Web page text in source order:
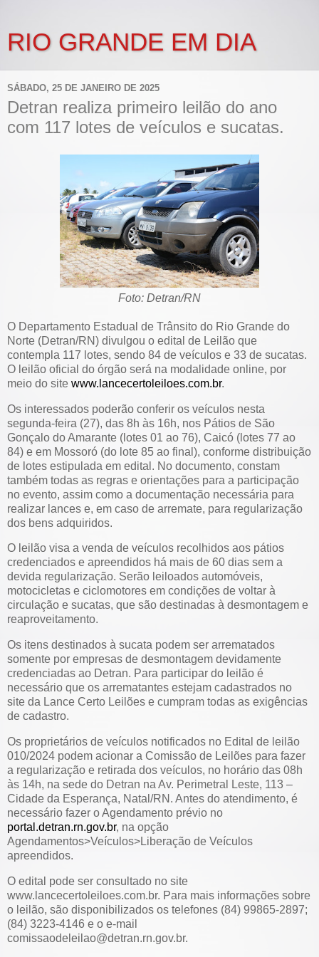
RIO GRANDE EM DIA
SÁBADO, 25 DE JANEIRO DE 2025
Detran realiza primeiro leilão do ano
com 117 lotes de veículos e sucatas.
Foto: Detran/RN
O Departamento Estadual de Trânsito do Rio Grande do
Norte (Detran/RN) divulgou o edital de Leilão que
contempla 117 lotes, sendo 84 de veículos e 33 de sucatas.
O leilão oficial do órgão será na modalidade online, por
meio do site www.lancecertoleiloes.com.br.
Os interessados poderão conferir os veículos nesta
segunda-feira (27), das 8h às 16h, nos Pátios de São
Gonçalo do Amarante (lotes 01 ao 76), Caicó (lotes 77 ao
84) e em Mossoró (do lote 85 ao final), conforme distribuição
de lotes estipulada em edital. No documento, constam
também todas as regras e orientações para a participação
no evento, assim como a documentação necessária para
realizar lances e, em caso de arremate, para regularização
dos bens adquiridos.
O leilão visa a venda de veículos recolhidos aos pátios
credenciados e apreendidos há mais de 60 dias sem a
devida regularização. Serão leiloados automóveis,
motocicletas e ciclomotores em condições de voltar à
circulação e sucatas, que são destinadas à desmontagem e
reaproveitamento.
Os itens destinados à sucata podem ser arrematados
somente por empresas de desmontagem devidamente
credenciadas ao Detran. Para participar do leilão é
necessário que os arrematantes estejam cadastrados no
site da Lance Certo Leilões e cumpram todas as exigências
de cadastro.
Os proprietários de veículos notificados no Edital de leilão
010/2024 podem acionar a Comissão de Leilões para fazer
a regularização e retirada dos veículos, no horário das 08h
às 14h, na sede do Detran na Av. Perimetral Leste, 113 –
Cidade da Esperança, Natal/RN. Antes do atendimento, é
necessário fazer o Agendamento prévio no
portal.detran.rn.gov.br, na opção
Agendamentos>Veículos>Liberação de Veículos
apreendidos.
O edital pode ser consultado no site
www.lancecertoleiloes.com.br. Para mais informações sobre
o leilão, são disponibilizados os telefones (84) 99865-2897;
(84) 3223-4146 e o e-mail
comissaodeleilao@detran.rn.gov.br.